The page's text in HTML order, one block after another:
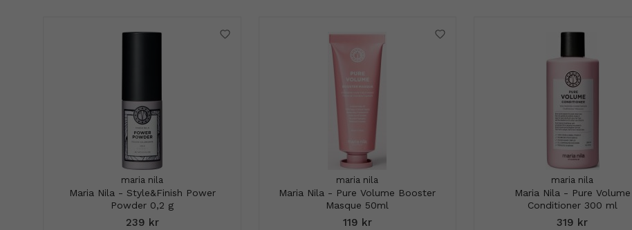
maria nila
Maria Nila - Style&Finish Power
Powder 0,2 g
239 kr
maria nila
Maria Nila - Pure Volume Booster
Masque 50ml
119 kr
maria nila
Maria Nila - Pure Volume
Conditioner 300 ml
319 kr